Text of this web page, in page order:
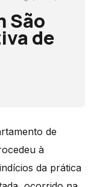
São
de
de
à
da prática